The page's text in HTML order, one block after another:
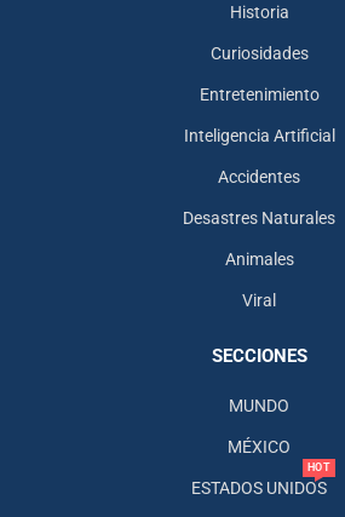
Historia
Curiosidades
Entretenimiento
Inteligencia Artificial
Accidentes
Desastres Naturales
Animales
Viral
SECCIONES
MUNDO
MÉXICO
ESTADOS UNIDOS
HOT